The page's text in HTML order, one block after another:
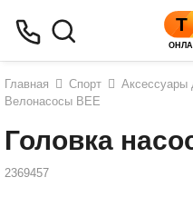
Главная Спорт Аксессуары
Велонасосы BEE
Головка
2369457